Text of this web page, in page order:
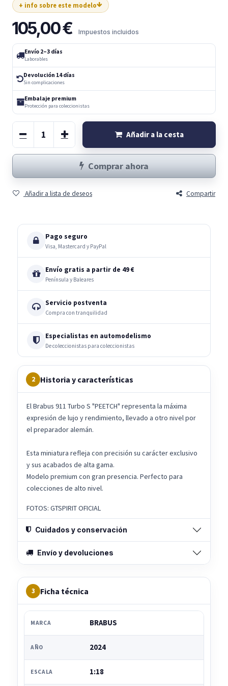
+ info sobre este modelo
105,00€ Impuestos incluidos
Envío 2–3 días
Laborables
Devolución 14 días
Sin complicaciones
Embalaje premium
Protección para coleccionistas
Añadir a la cesta
Comprar ahora
Añadir a lista de deseos Compartir
Pago seguro
Visa, Mastercard y PayPal
Envío gratis a partir de 49 €
Península y Baleares
Servicio postventa
Compra con tranquilidad
Especialistas en automodelismo
De coleccionistas para coleccionistas
2 Historia y características
El Brabus 911 Turbo S "PEETCH" representa la máxima
expresión de lujo y rendimiento, llevado a otro nivel por
el preparador alemán.
Esta miniatura refleja con precisión su carácter exclusivo
y sus acabados de alta gama.
Modelo premium con gran presencia. Perfecto para
colecciones de alto nivel.
FOTOS: GTSPIRIT OFICIAL
Cuidados y conservación
Envío y devoluciones
3 Ficha técnica
MARCA BRABUS
AÑO 2024
ESCALA 1:18